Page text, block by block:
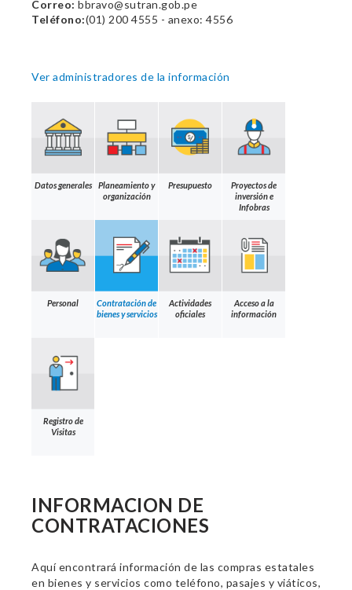
Correo: bbravo@sutran.gob.pe
Teléfono:(01) 200 4555 - anexo: 4556
Ver administradores de la información
Datos generales
Planeamiento y
organización
Presupuesto
Proyectos de
inversión e
Infobras
Personal
Contratación de
bienes y servicios
Actividades
oficiales
Acceso a la
información
Registro de
Visitas
INFORMACION DE
CONTRATACIONES
Aquí encontrará información de las compras estatales
en bienes y servicios como teléfono, pasajes y viáticos,